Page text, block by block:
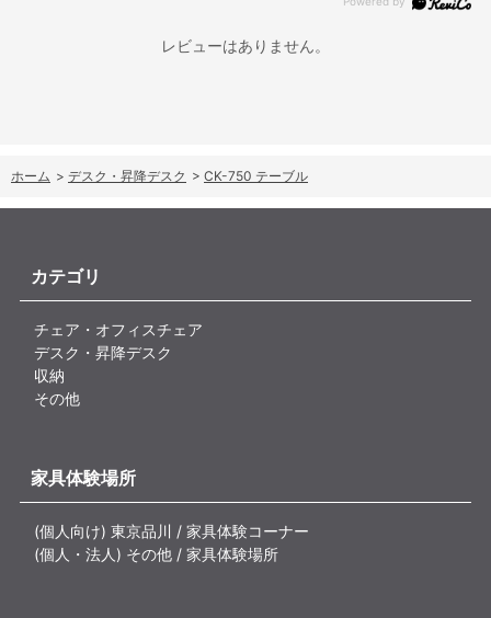
レビューはありません。
ホーム > デスク・昇降デスク > CK-750 テーブル
カテゴリ
チェア・オフィスチェア
デスク・昇降デスク
収納
その他
家具体験場所
(個人向け) 東京品川 / 家具体験コーナー
(個人・法人) その他 / 家具体験場所